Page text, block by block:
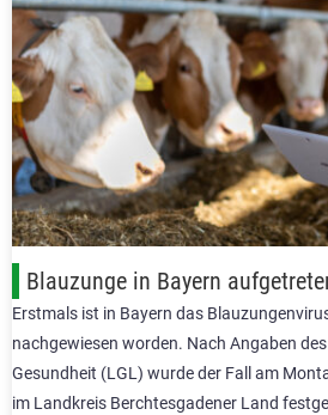
Blauzunge in Bayern
Erstmals ist in Bayern das
nachgewiesen worden. Nach Angaben
Gesundheit (LGL) wurde der Fall am
im Landkreis Berchtesgadener Land